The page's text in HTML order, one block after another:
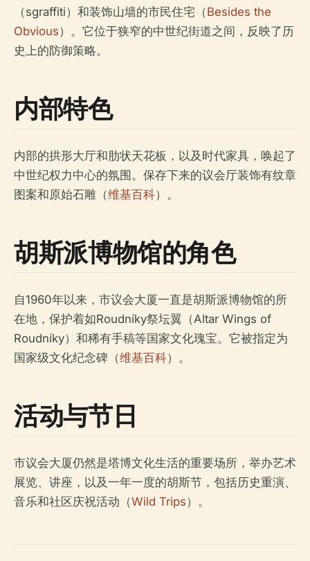
（sgraffiti）和装饰山墙的市民住宅（Besides the
Obvious）。它位于狭窄的中世纪街道之间，反映了历
史上的防御策略。
内部特色
内部的拱形大厅和肋状天花板，以及时代家具，唤起了
中世纪权力中心的氛围。保存下来的议会厅装饰有纹章
图案和原始石雕（维基百科）。
胡斯派博物馆的角色
自1960年以来，市议会大厦一直是胡斯派博物馆的所
在地，保护着如Roudníky祭坛翼（Altar Wings of
Roudníky）和稀有手稿等国家文化瑰宝。它被指定为
国家级文化纪念碑（维基百科）。
活动与节日
市议会大厦仍然是塔博文化生活的重要场所，举办艺术
展览、讲座，以及一年一度的胡斯节，包括历史重演、
音乐和社区庆祝活动（Wild Trips）。